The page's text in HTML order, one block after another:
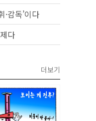
·감독’이다
다
더보기